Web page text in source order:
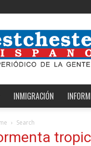
Noticias
de
Estados
y
el
Mundo
INMIGRACIÓN
Search